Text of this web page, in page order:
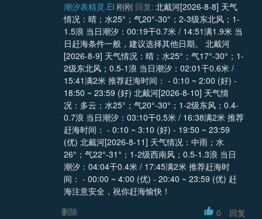
潮汐表精灵.EI 刚刚 回复: 北戴河[2026-8-8] 天气
情况：晴；水25°；气20°-30°；2-3级东北风；1-
1.5浪 当日潮汐：00:19干0.7米 / 14:51满1.9米 当
日赶海条件一般，建议选择其他日期。 北戴河
[2026-8-9] 天气情况：晴；水25°；气17°-30°；1-
2级东北风；0.5-1浪 当日潮汐：02:01干0.6米 /
15:41满2米 推荐赶海时间： - 0:10 ~ 2:00 (好) -
18:50 ~ 23:59 (好) 北戴河[2026-8-10] 天气情
况：多云；水25°；气20°-30°；1-2级东风；0.4-
0.7浪 当日潮汐：03:10干0.5米 / 16:38满2米 推荐
赶海时间： - 0:10 ~ 3:10 (好) - 19:50 ~ 23:59
(优) 北戴河[2026-8-11] 天气情况：中雨；水
26°；气22°-31°；1-2级西南风；0.5-1.3浪 当日
潮汐：04:04干0.4米 / 17:45满2米 推荐赶海时
间： - 00:00 ~ 4:00 (优) - 20:40 ~ 23:59 (优) 赶
海注意安全，祝你赶海愉快！
删除
0 回复